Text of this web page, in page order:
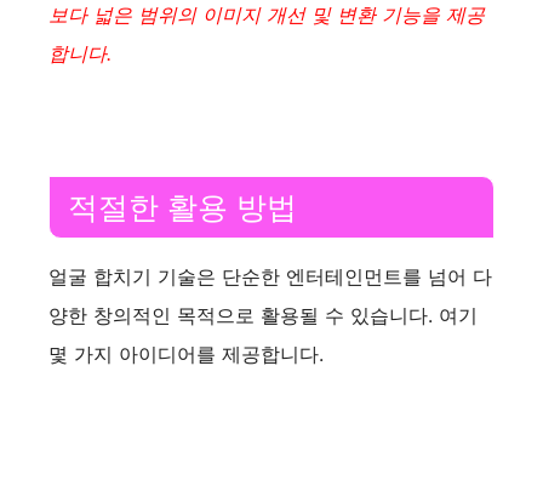
보다 넓은 범위의 이미지 개선 및 변환 기능을 제공
합니다.
적절한 활용 방법
얼굴 합치기 기술은 단순한 엔터테인먼트를 넘어 다
양한 창의적인 목적으로 활용될 수 있습니다. 여기
몇 가지 아이디어를 제공합니다.